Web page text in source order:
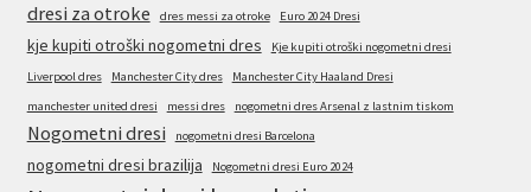
dresi za otroke dres messi za otroke Euro 2024 Dresi
kje kupiti otroški nogometni dres
Kje kupiti otroški nogometni dresi
Liverpool dres
Manchester City dres
Manchester City Haaland Dresi
manchester united dresi
messi dres nogometni dres Arsenal z lastnim tiskom
Nogometni dresi nogometni dresi Barcelona
nogometni dresi brazilija Nogometni dresi Euro 2024